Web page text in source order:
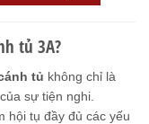
tủ 3A?
tủ không chỉ là
sự tiện nghi.
hội tụ đầy đủ các yếu